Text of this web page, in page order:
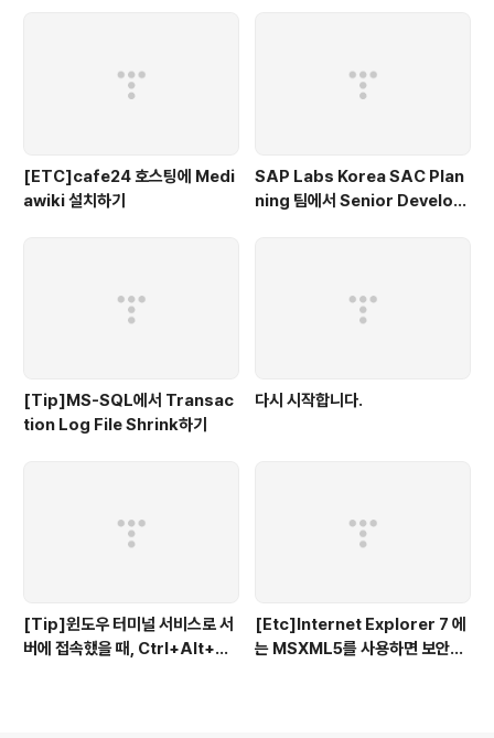
[ETC]cafe24 호스팅에 Medi
awiki 설치하기
SAP Labs Korea SAC Plan
ning 팀에서 Senior Develop
[Tip]MS-SQL에서 Transac
tion Log File Shrink하기
다시 시작합니다.
[Tip]윈도우 터미널 서비스로 서
버에 접속했을 때, Ctrl+Alt+De
[Etc]Internet Explorer 7 에
는 MSXML5를 사용하면 보안경